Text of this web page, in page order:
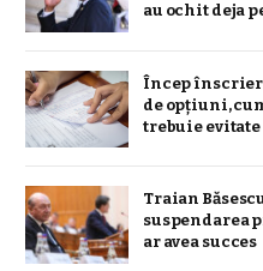
au ochit deja
Încep
de opțiuni,
trebuie evitate
Traian
suspendarea
ar avea succes